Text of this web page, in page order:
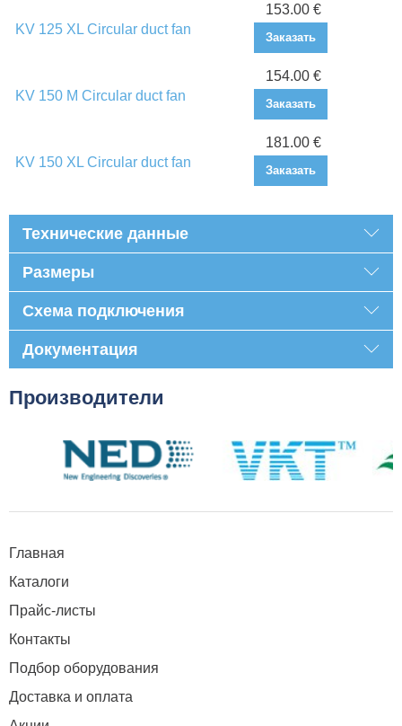
KV 125 XL Circular duct fan
153.00 €
Заказать
KV 150 M Circular duct fan
154.00 €
Заказать
KV 150 XL Circular duct fan
181.00 €
Заказать
Технические данные
Размеры
Схема подключения
Документация
Производители
Главная
Каталоги
Прайс-листы
Контакты
Подбор оборудования
Доставка и оплата